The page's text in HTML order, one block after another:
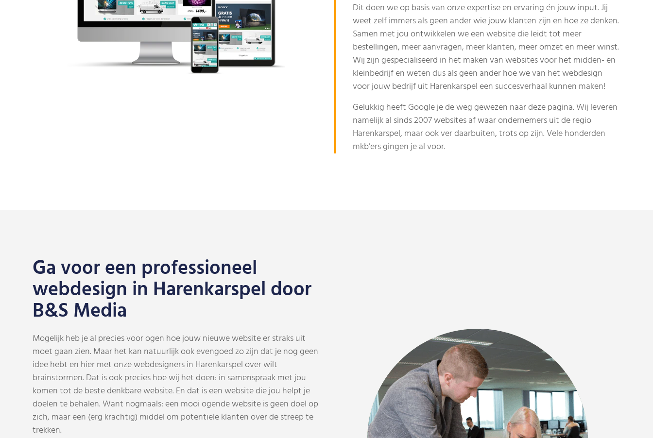
Dit doen we op basis van onze expertise en ervaring én jouw input. Jij
weet zelf immers als geen ander wie jouw klanten zijn en hoe ze denken.
Samen met jou ontwikkelen we een website die leidt tot meer
bestellingen, meer aanvragen, meer klanten, meer omzet en meer winst.
Wij zijn gespecialiseerd in het maken van websites voor het midden- en
kleinbedrijf en weten dus als geen ander hoe we van het webdesign
voor jouw bedrijf uit Harenkarspel een succesverhaal kunnen maken!
Gelukkig heeft Google je de weg gewezen naar deze pagina. Wij leveren
namelijk al sinds 2007 websites af waar ondernemers uit de regio
Harenkarspel, maar ook ver daarbuiten, trots op zijn. Vele honderden
mkb’ers gingen je al voor.
Ga voor een professioneel
webdesign in Harenkarspel door
B&S Media
Mogelijk heb je al precies voor ogen hoe jouw nieuwe website er straks uit
moet gaan zien. Maar het kan natuurlijk ook evengoed zo zijn dat je nog geen
idee hebt en hier met onze webdesigners in Harenkarspel over wilt
brainstormen. Dat is ook precies hoe wij het doen: in samenspraak met jou
komen tot de beste denkbare website. En dat is een website die jou helpt je
doelen te behalen. Want nogmaals: een mooi ogende website is geen doel op
zich, maar een (erg krachtig) middel om potentiële klanten over de streep te
trekken.